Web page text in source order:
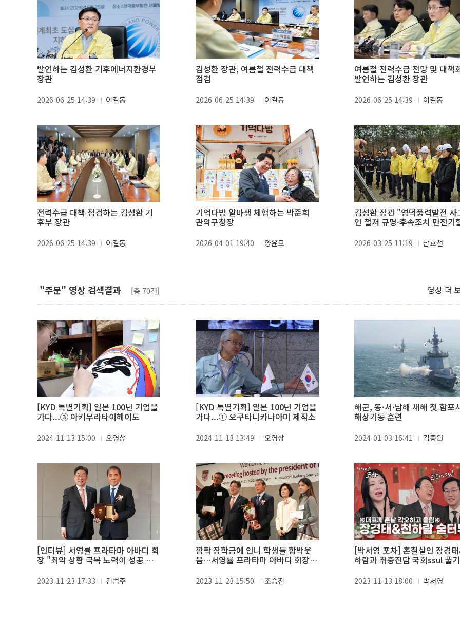
발언하는 김성환 기후에너지환경부
장관
2026-06-25 14:39 이길동
김성환 장관, 여름철 전력수급 대책
점검
2026-06-25 14:39 이길동
여름철 전력수급 전망 및 대책
발언하는 김성환 장관
2026-06-25 14:39 이길동
전력수급 대책 점검하는 김성환 기
후부 장관
2026-06-25 14:39 이길동
기억다방 알바생 체험하는 박준희
관악구청장
2026-04-01 19:40 양윤모
김성환 장관 "영덕풍력발전 사
인 철저 규명·후속조치 만전기
2026-03-25 11:19 남효선
"주문" 영상 검색결과 [총 70건] 영상 더
[KYD 특별기획] 일본 100년 기업을
가다...③ 아키무라타이헤이도
2024-11-13 15:00 오영상
[KYD 특별기획] 일본 100년 기업을
가다...① 오쿠타니카나아미 제작소
2024-11-13 13:49 오영상
해군, 동·서·남해 새해 첫 함포
해상기동 훈련
2024-01-03 16:41 김종원
[인터뷰] 서영률 프라타마 아바디 회
장 "최악 상황 극복 노력이 성공 바
2023-11-23 17:33 김범주
깜짝 장학금에 인니 학생들 함박웃
음…서영률 프라타마 아바디 회장,
2023-11-23 15:50 조승진
[박서영 포차] 촌철살인 장경
하람과 취중진담 국회ssul 풀기
2023-11-13 18:00 박서영